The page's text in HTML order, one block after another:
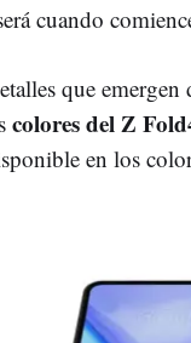
cuando
que
colores del Z
en los